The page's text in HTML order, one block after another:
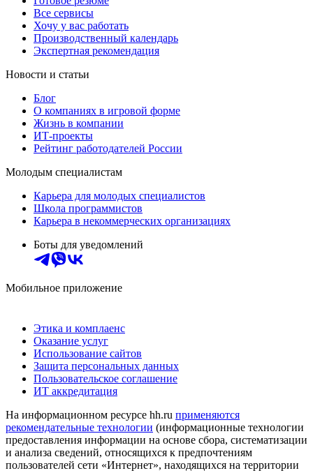
Все сервисы
Хочу у вас работать
Производственный календарь
Экспертная рекомендация
Новости и статьи
Блог
О компаниях в игровой форме
Жизнь в компании
ИТ-проекты
Рейтинг работодателей России
Молодым специалистам
Карьера для молодых специалистов
Школа программистов
Карьера в некоммерческих организациях
Боты для уведомлений
Мобильное приложение
Этика и комплаенс
Оказание услуг
Использование сайтов
Защита персональных данных
Пользовательское соглашение
ИТ аккредитация
На информационном ресурсе hh.ru применяются
рекомендательные технологии (информационные технологии
предоставления информации на основе сбора, систематизации
и анализа сведений, относящихся к предпочтениям
пользователей сети «Интернет», находящихся на территории